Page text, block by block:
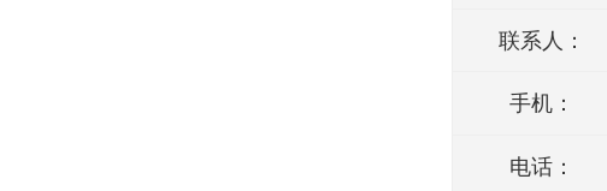
联系人：
手机：
电话：